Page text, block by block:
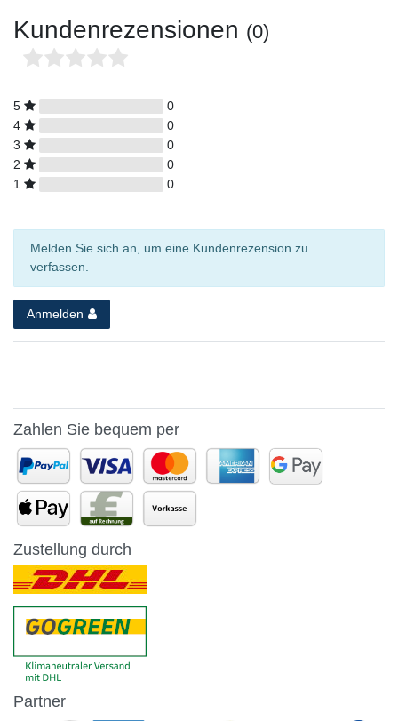
Kundenrezensionen (0)
5
0
4
0
3
0
2
0
1
0
Melden Sie sich an, um eine Kundenrezension zu
verfassen.
Anmelden
Zahlen Sie bequem per
Zustellung durch
Partner